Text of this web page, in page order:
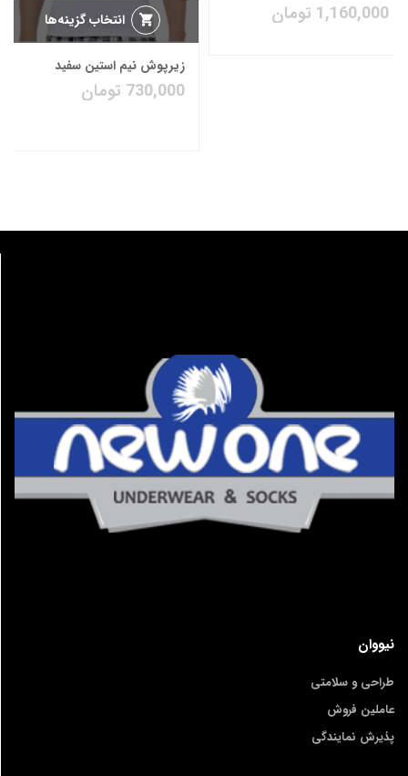
1,160,000 تومان انتخاب گزینه‌ها
زیرپوش نیم استین سفید
730,000 تومان
نیووان
طراحی و سلامتی
عاملین فروش
پذیرش نمایندگی